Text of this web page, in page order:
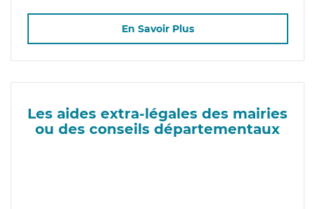
En Savoir Plus
Les aides extra-légales des mairies
ou des conseils départementaux